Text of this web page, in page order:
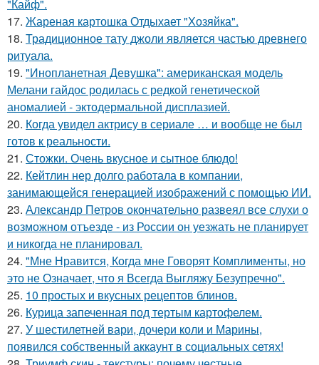
"Кайф".
17. Жареная картошка Отдыхает "Хозяйка".
18. Традиционное тату джоли является частью древнего
ритуала.
19. "Инопланетная Девушка": американская модель
Мелани гайдос родилась с редкой генетической
аномалией - эктодермальной дисплазией.
20. Когда увидел актрису в сериале … и вообще не был
готов к реальности.
21. Стожки. Очень вкусное и сытное блюдо!
22. Кейтлин нер долго работала в компании,
занимающейся генерацией изображений с помощью ИИ.
23. Александр Петров окончательно развеял все слухи о
возможном отъезде - из России он уезжать не планирует
и никогда не планировал.
24. "Мне Нравится, Когда мне Говорят Комплименты, но
это не Означает, что я Всегда Выгляжу Безупречно".
25. 10 простых и вкусных рецептов блинов.
26. Курица запеченная под тертым картофелем.
27. У шестилетней вари, дочери коли и Марины,
появился собственный аккаунт в социальных сетях!